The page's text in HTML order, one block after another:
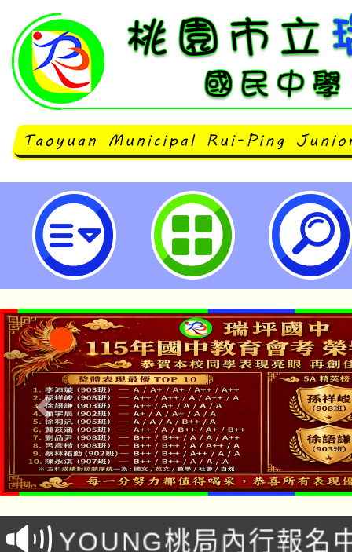
有關公立國小教師曾任私立學校專
採計提敘疑義-桃園市立瑞坪國民中
「本色祭」8/29、30在
場熱烈登場!
8/21下午1時於龍潭區
徵才活動。
YOUNG桃局內行報名